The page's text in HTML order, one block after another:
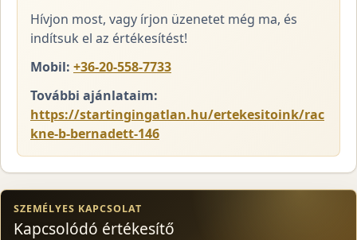
Hívjon most, vagy írjon üzenetet még ma, és
indítsuk el az értékesítést!
Mobil: +36-20-558-7733
További ajánlataim:
https://startingingatlan.hu/ertekesitoink/rac
kne-b-bernadett-146
SZEMÉLYES KAPCSOLAT
Kapcsolódó értékesítő